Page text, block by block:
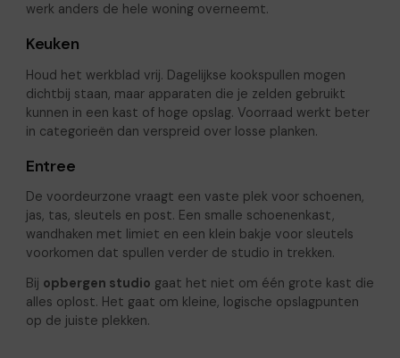
werk anders de hele woning overneemt.
Keuken
Houd het werkblad vrij. Dagelijkse kookspullen mogen
dichtbij staan, maar apparaten die je zelden gebruikt
kunnen in een kast of hoge opslag. Voorraad werkt beter
in categorieën dan verspreid over losse planken.
Entree
De voordeurzone vraagt een vaste plek voor schoenen,
jas, tas, sleutels en post. Een smalle schoenenkast,
wandhaken met limiet en een klein bakje voor sleutels
voorkomen dat spullen verder de studio in trekken.
Bij opbergen studio gaat het niet om één grote kast die
alles oplost. Het gaat om kleine, logische opslagpunten
op de juiste plekken.